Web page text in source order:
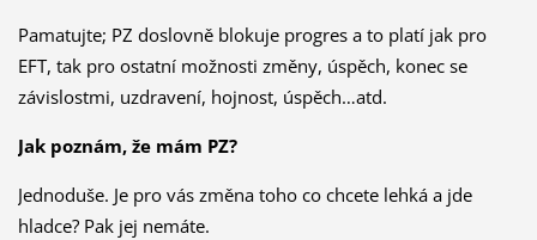
Pamatujte; PZ doslovně blokuje progres a to platí jak pro
EFT, tak pro ostatní možnosti změny, úspěch, konec se
závislostmi, uzdravení, hojnost, úspěch…atd.
Jak poznám, že mám PZ?
Jednoduše. Je pro vás změna toho co chcete lehká a jde
hladce? Pak jej nemáte.